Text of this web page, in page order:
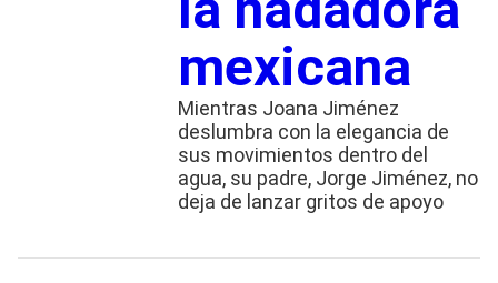
mexicana
Mientras Joana Jiménez
deslumbra con la elegancia de
sus movimientos dentro del
agua, su padre, Jorge Jiménez, no
deja de lanzar gritos de apoyo